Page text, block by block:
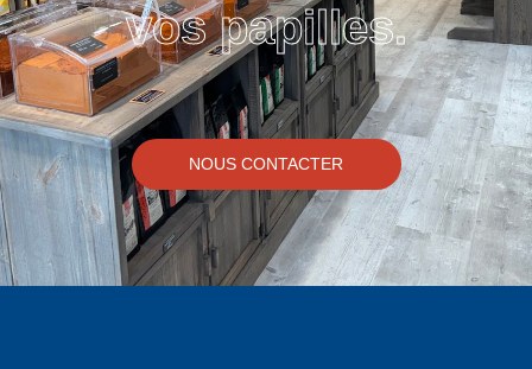
vos papilles.
NOUS CONTACTER